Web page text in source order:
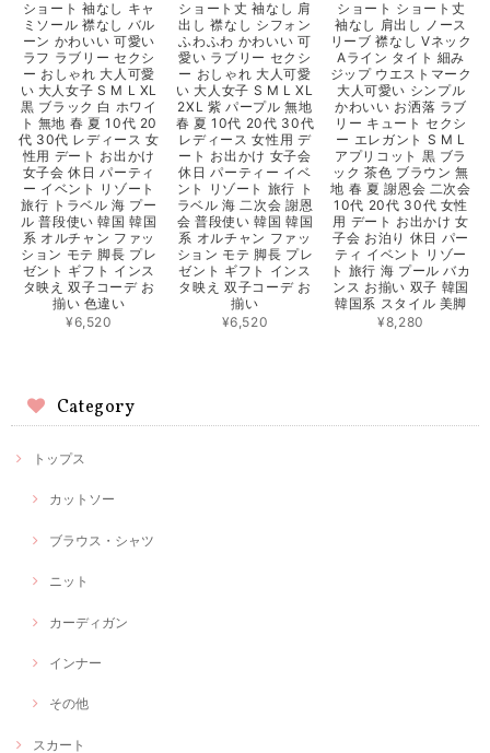
ショート 袖なし キャ
ミソール 襟なし バル
ーン かわいい 可愛い
ラフ ラブリー セクシ
ー おしゃれ 大人可愛
い 大人女子 S M L XL
黒 ブラック 白 ホワイ
ト 無地 春 夏 10代 20
代 30代 レディース 女
性用 デート お出かけ
女子会 休日 パーティ
ー イベント リゾート
旅行 トラベル 海 プー
ル 普段使い 韓国 韓国
系 オルチャン ファッ
ション モテ 脚長 プレ
ゼント ギフト インス
タ映え 双子コーデ お
揃い 色違い
¥6,520
ショート丈 袖なし 肩
出し 襟なし シフォン
ふわふわ かわいい 可
愛い ラブリー セクシ
ー おしゃれ 大人可愛
い 大人女子 S M L XL
2XL 紫 パープル 無地
春 夏 10代 20代 30代
レディース 女性用 デ
ート お出かけ 女子会
休日 パーティー イベ
ント リゾート 旅行 ト
ラベル 海 二次会 謝恩
会 普段使い 韓国 韓国
系 オルチャン ファッ
ション モテ 脚長 プレ
ゼント ギフト インス
タ映え 双子コーデ お
揃い
¥6,520
ショート ショート丈
袖なし 肩出し ノース
リーブ 襟なし Vネック
Aライン タイト 細み
ジップ ウエストマーク
大人可愛い シンプル
かわいい お洒落 ラブ
リー キュート セクシ
ー エレガント S M L
アプリコット 黒 ブラ
ック 茶色 ブラウン 無
地 春 夏 謝恩会 二次会
10代 20代 30代 女性
用 デート お出かけ 女
子会 お泊り 休日 パー
ティ イベント リゾー
ト 旅行 海 プール バカ
ンス お揃い 双子 韓国
韓国系 スタイル 美脚
¥8,280
Category
トップス
カットソー
ブラウス・シャツ
ニット
カーディガン
インナー
その他
スカート